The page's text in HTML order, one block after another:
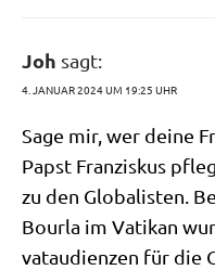
Joh sagt:
4. JANUAR 2024 UM 19:25 UHR
Sage mir, wer dei­ne
Papst Fran­zis­kus
zu den Glo­ba­li­sten.
Bour­la im Vati­kan
vat­au­di­en­zen für die